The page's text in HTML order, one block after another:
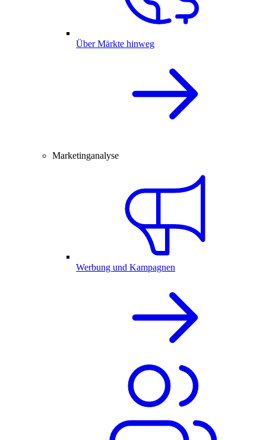
Über Märkte hinweg
Marketinganalyse
Werbung und Kampagnen